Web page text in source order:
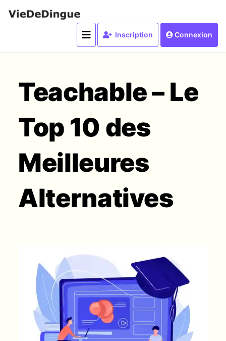
Inscription Connexion
Teachable – Le
Top 10 des
Meilleures
Alternatives